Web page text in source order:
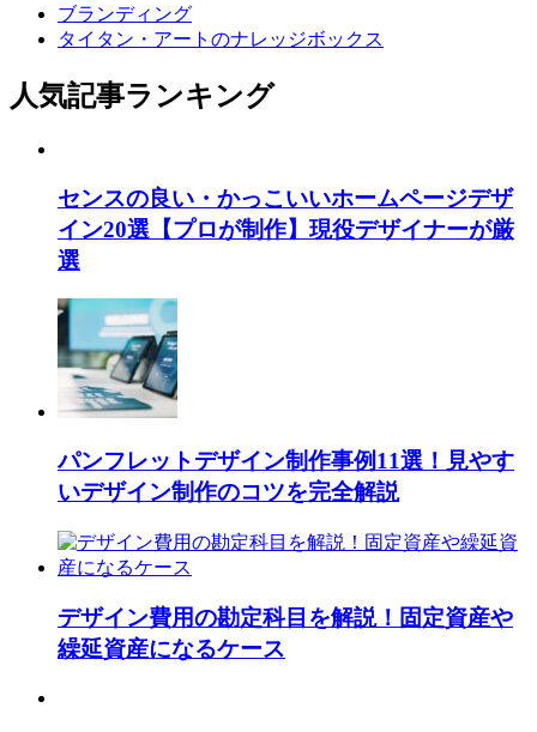
ブランディング
タイタン・アートのナレッジボックス
人気記事ランキング
センスの良い・かっこいいホームページデザ
イン20選【プロが制作】現役デザイナーが厳
選
パンフレットデザイン制作事例11選！見やす
いデザイン制作のコツを完全解説
デザイン費用の勘定科目を解説！固定資産や
繰延資産になるケース